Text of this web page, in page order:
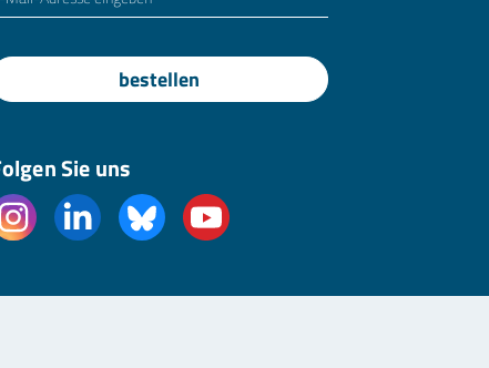
bestellen
Sie uns